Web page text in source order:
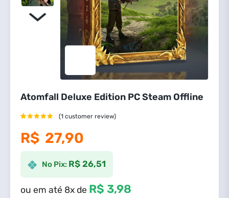
Atomfall Deluxe Edition PC Steam Offline
como5.00
de 5, com
baseado em
avaliação de
cliente
(1customer review)
R$ 27,90
No Pix: R$ 26,51
ou em até 8x de R$ 3,98